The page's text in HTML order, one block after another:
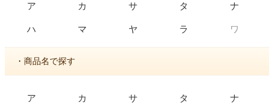
ア カ サ タ ナ
ハ マ ヤ ラ ワ
・商品名で探す
ア カ サ タ ナ